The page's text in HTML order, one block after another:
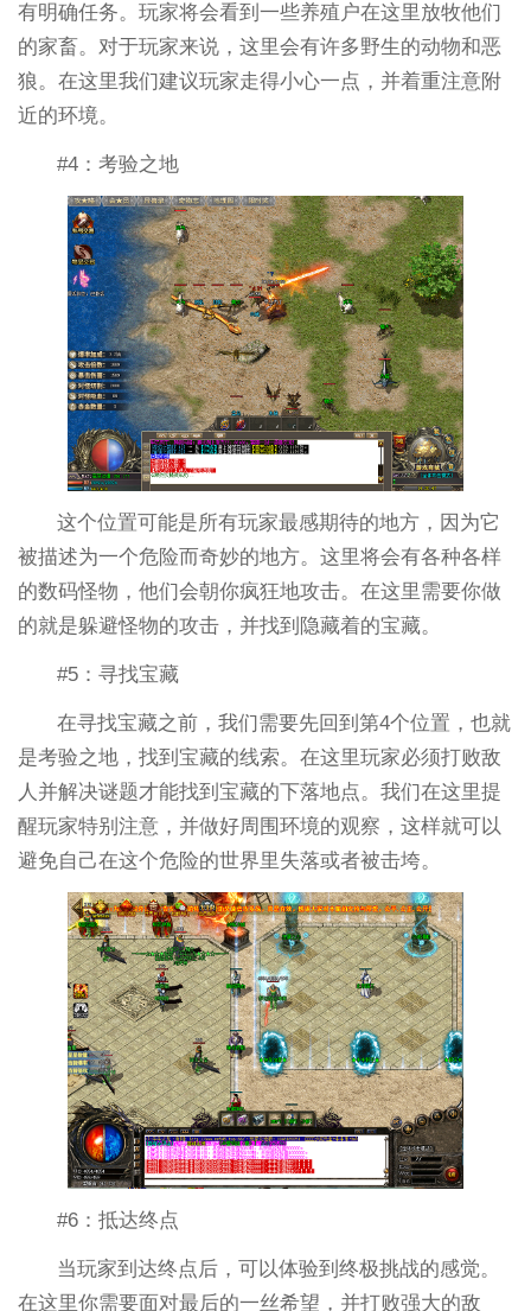
有明确任务。玩家将会看到一些养殖户在这里放牧他们
的家畜。对于玩家来说，这里会有许多野生的动物和恶
狼。在这里我们建议玩家走得小心一点，并着重注意附
近的环境。
#4：考验之地
这个位置可能是所有玩家最感期待的地方，因为它
被描述为一个危险而奇妙的地方。这里将会有各种各样
的数码怪物，他们会朝你疯狂地攻击。在这里需要你做
的就是躲避怪物的攻击，并找到隐藏着的宝藏。
#5：寻找宝藏
在寻找宝藏之前，我们需要先回到第4个位置，也就
是考验之地，找到宝藏的线索。在这里玩家必须打败敌
人并解决谜题才能找到宝藏的下落地点。我们在这里提
醒玩家特别注意，并做好周围环境的观察，这样就可以
避免自己在这个危险的世界里失落或者被击垮。
#6：抵达终点
当玩家到达终点后，可以体验到终极挑战的感觉。
在这里你需要面对最后的一丝希望，并打败强大的敌